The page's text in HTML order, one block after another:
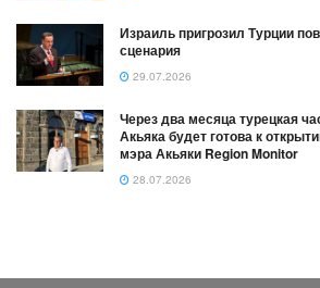
Израиль пригрозил Турции
сценария
29.07.2026
Через два месяца турецкая
Акьяка будет готова к
мэра Акьяки Region Monitor
28.07.2026